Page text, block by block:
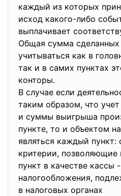
каждый из которых
исход какого-либо
выплачивает
Общая сумма
учитываться как в
так и в самих пунктах
конторы.
В случае если
таким образом, что
и суммы выигрыша
пункте, то и объектом
являться каждый пункт:
критерии, позволяющие
пункт в качестве кассы
налогообложения,
в налоговых органах